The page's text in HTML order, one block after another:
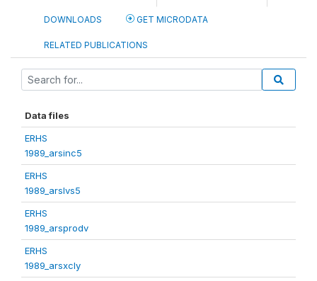
DOWNLOADS GET MICRODATA
RELATED PUBLICATIONS
Data files
ERHS
1989_arsinc5
ERHS
1989_arslvs5
ERHS
1989_arsprodv
ERHS
1989_arsxcly